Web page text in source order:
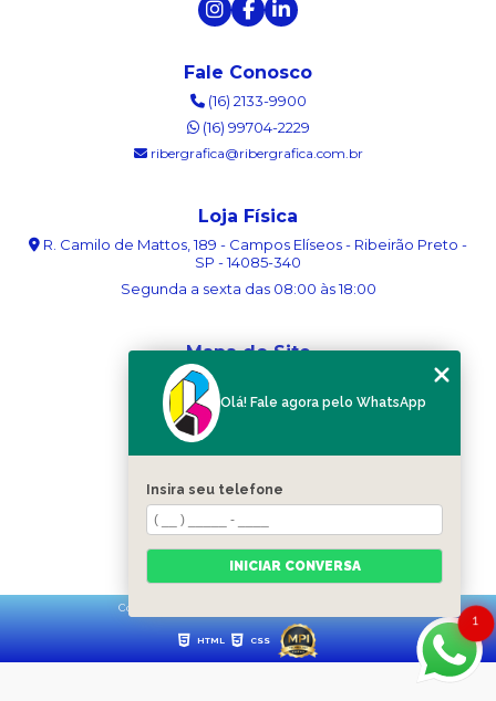
Fale Conosco
(16) 2133-9900
(16) 99704-2229
ribergrafica@ribergrafica.com.br
Loja Física
R. Camilo de Mattos, 189 - Campos Elíseos - Ribeirão Preto -
SP - 14085-340
Segunda a sexta das 08:00 às 18:00
Mapa do Site
Sobre nós
Blog
Categorias
Mapa do site
Copyright © Ribergráfica. (Lei 9610 de 19/02/1998)
HTML CSS
1
Olá! Fale agora pelo WhatsApp
Insira seu telefone
INICIAR CONVERSA